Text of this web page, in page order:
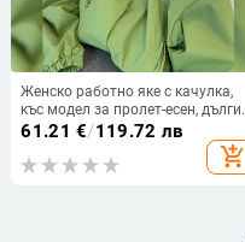
Женско работно яке с качулка,
къс модел за пролет-есен, дълги
ръкави, поло яка, джобове с
ципове, полиестер-спандекс
материя
61.21 €/119.72 лв
add_shopping_cart